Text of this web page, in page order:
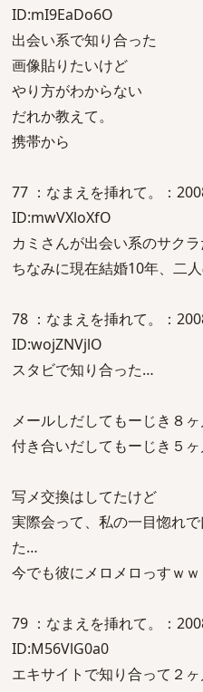
ID:mI9EaDo6O
出会い系で知り合った
画像貼りたいけど
やり方がわからない
だれか教えて。
携帯から
77 ：なまえを挿れて。：
ID:mwVXloXfO
カミさんが出会い系のサク
ちなみに現在結婚10年、二人
78 ：なまえを挿れて。：
ID:wojZNVjlO
スタビで知り合った…
メールしだしてもーじき８ヶ
付き合いだしてもーじき５ヶ
写メ交換はしてたけど
実際会って、私の一目惚れ
た…
今でも彼にメロメロっすｗｗ
79 ：なまえを挿れて。：
ID:M56VlG0a0
エキサイトで知り合って２